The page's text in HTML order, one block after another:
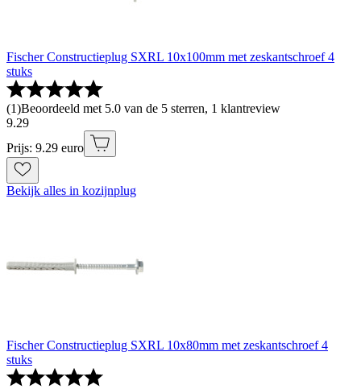
Fischer Constructieplug SXRL 10x100mm met zeskantschroef 4
stuks
(1)Beoordeeld met 5.0 van de 5 sterren, 1 klantreview
9.29
Prijs: 9.29 euro
Bekijk alles in kozijnplug
Fischer Constructieplug SXRL 10x80mm met zeskantschroef 4
stuks